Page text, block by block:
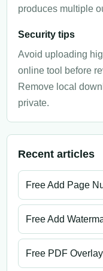
produces multiple
Security tips
Avoid uploading
online tool before
Remove local
private.
Recent articles
Free Add Page
Free Add
Free PDF